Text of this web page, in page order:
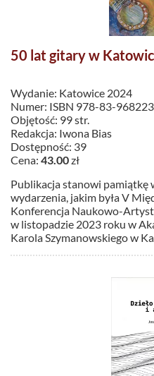
50 lat gitary w
Wydanie: Katowice 2024
Numer: ISBN 978-83-
Objętość: 99 str.
Redakcja: Iwona Bias
Dostępność: 39
Cena: 43.00zł
Publikacja stanowi pamiątkę
wydarzenia, jakim była V
Konferencja Naukowo-
w listopadzie 2023 roku w
Karola Szymanowskiego w